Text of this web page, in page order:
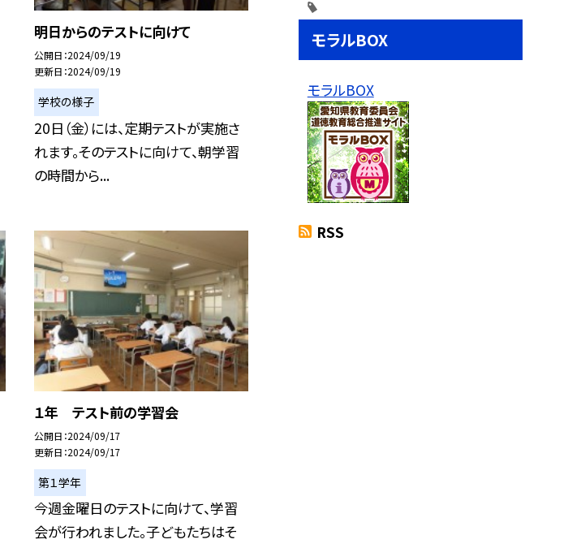
明日からのテストに向けて
公開日 2024/09/19
更新日 2024/09/19
学校の様子
20日（金）には、定期テストが実施さ
れます。そのテストに向けて、朝学習
の時間から...
１年 テスト前の学習会
公開日 2024/09/17
更新日 2024/09/17
第１学年
今週金曜日のテストに向けて、学習
会が行われました。子どもたちはそ
モラルBOX
モラルBOX
RSS